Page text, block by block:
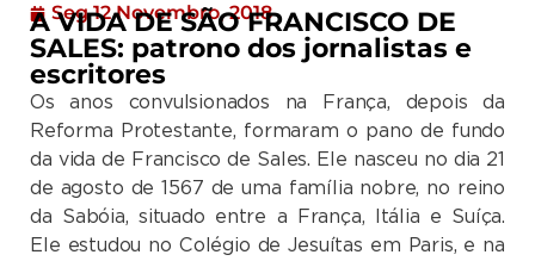
Seg 12 Novembro, 2018
A VIDA DE SÃO FRANCISCO DE
SALES: patrono dos jornalistas e
escritores
Os anos convulsionados na França, depois da
Reforma Protestante, formaram o pano de fundo
da vida de Francisco de Sales. Ele nasceu no dia 21
de agosto de 1567 de uma família nobre, no reino
da Sabóia, situado entre a França, Itália e Suíça.
Ele estudou no Colégio de Jesuítas em Paris, e na